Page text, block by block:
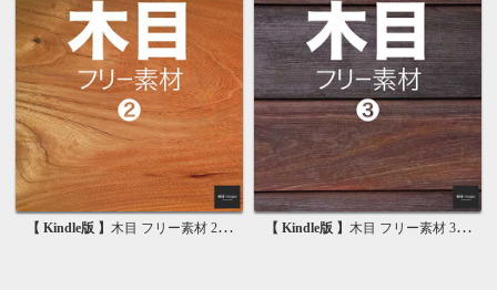
【 Kindle版 】 木目 フリー素材 2 無料で使える画像素材集 【 Kindle版 】 木目 フリー素材 3 無料で使える背景素材集